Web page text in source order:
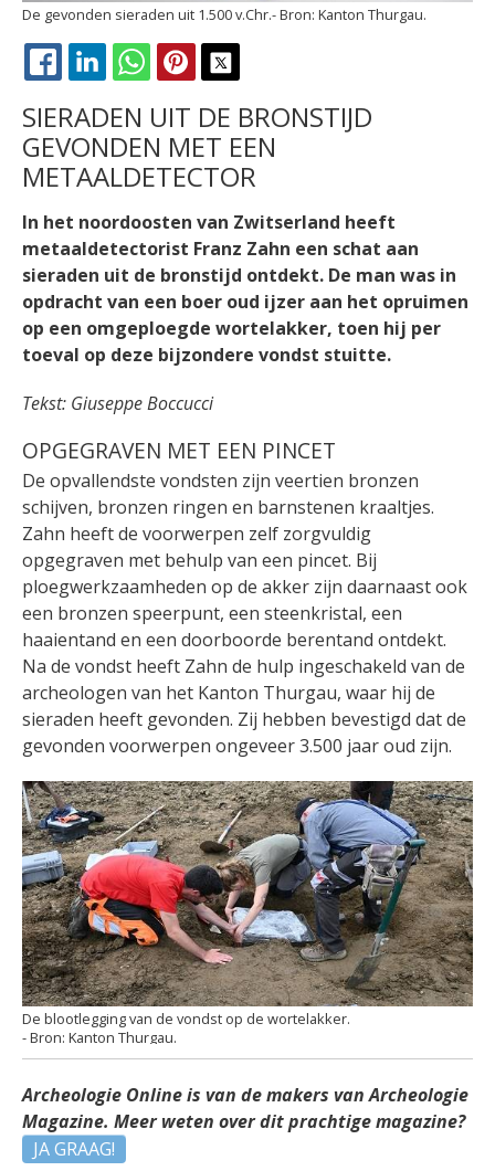
De gevonden sieraden uit 1.500 v.Chr. Kanton Thurgau.
FACEBOOK
LINKEDINWHATSAPPPINTEREST
SIERADEN UIT DE BRONSTIJD
GEVONDEN MET EEN
METAALDETECTOR
In het noordoosten van Zwitserland heeft
metaaldetectorist Franz Zahn een schat aan
sieraden uit de bronstijd ontdekt. De man was in
opdracht van een boer oud ijzer aan het opruimen
op een omgeploegde wortelakker, toen hij per
toeval op deze bijzondere vondst stuitte.
Tekst: Giuseppe Boccucci
OPGEGRAVEN MET EEN PINCET
De opvallendste vondsten zijn veertien bronzen
schijven, bronzen ringen en barnstenen kraaltjes.
Zahn heeft de voorwerpen zelf zorgvuldig
opgegraven met behulp van een pincet. Bij
ploegwerkzaamheden op de akker zijn daarnaast ook
een bronzen speerpunt, een steenkristal, een
haaientand en een doorboorde berentand ontdekt.
Na de vondst heeft Zahn de hulp ingeschakeld van de
archeologen van het Kanton Thurgau, waar hij de
sieraden heeft gevonden. Zij hebben bevestigd dat de
gevonden voorwerpen ongeveer 3.500 jaar oud zijn.
De blootlegging van de vondst op de wortelakker.
Kanton Thurgau.
Archeologie Online is van de makers van Archeologie
Magazine. Meer weten over dit prachtige magazine?
JA GRAAG!